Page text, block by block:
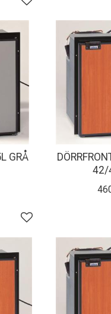
Lägg till i favoriter
GRÅ
Lägg till i favoriter
42/